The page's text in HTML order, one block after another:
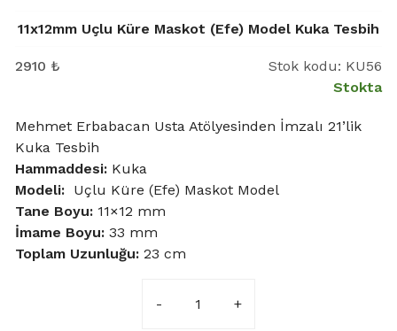
11x12mm Uçlu Küre Maskot (Efe) Model Kuka Tesbih
2910 ₺ Stok kodu: KU56
Stokta
Mehmet Erbabacan Usta Atölyesinden İmzalı 21’lik
Kuka Tesbih
Hammaddesi: Kuka
Modeli: Uçlu Küre (Efe) Maskot Model
Tane Boyu: 11×12 mm
İmame Boyu: 33 mm
Toplam Uzunluğu: 23 cm
Uçlu